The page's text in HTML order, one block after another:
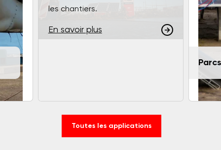
les chantiers.
En savoir plus
Toutes les applications